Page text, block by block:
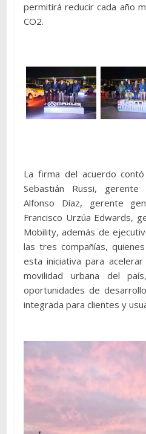
permitirá reducir cada año
CO2.
La firma del acuerdo
Sebastián Russi, gerente
Alfonso Díaz, gerente
Francisco Urzúa Edwards,
Mobility, además de
las tres compañías,
esta iniciativa para
movilidad urbana del
oportunidades de
integrada para clientes y